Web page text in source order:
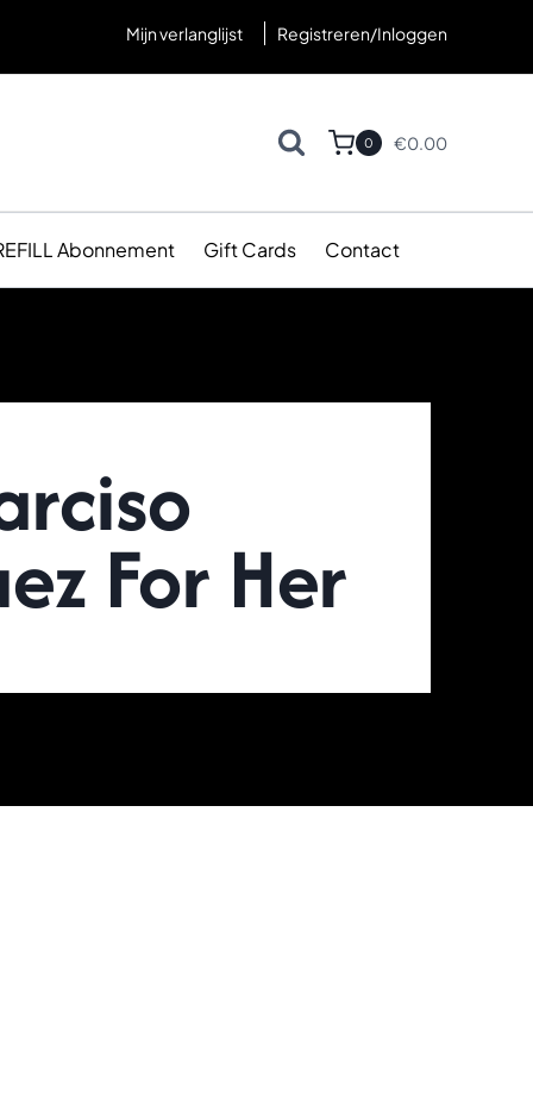
Mijn verlanglijst Registreren/Inloggen
0 €0.00
Abonnement Gift Cards Contact
For Her